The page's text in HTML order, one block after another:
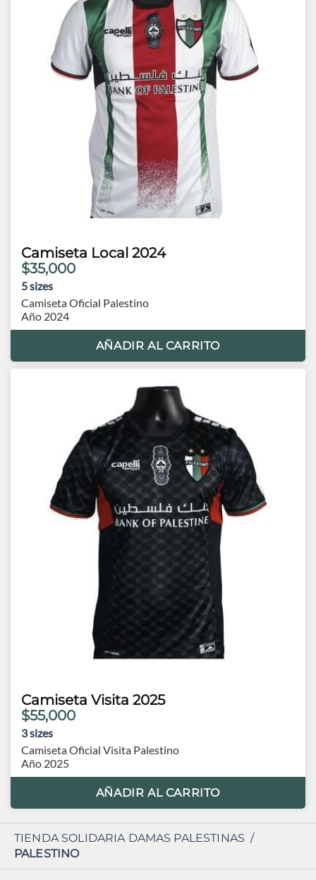
Camiseta Local 2024
$35,000
5sizes
Camiseta Oficial Palestino
Año 2024
AÑADIR AL CARRITO
Camiseta Visita 2025
$55,000
3sizes
Camiseta Oficial Visita Palestino
Año 2025
AÑADIR AL CARRITO
TIENDA SOLIDARIA DAMAS PALESTINAS /
PALESTINO